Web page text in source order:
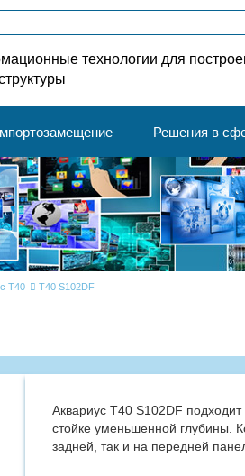
технологии для
Решения в
T40 T40 S102DF
Аквариус T40 S102DF
стойке уменьшенной глубины.
задней, так и на передней